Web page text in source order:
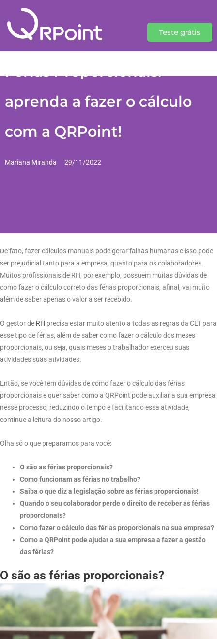
Teste grátis
Férias Proporcionais:
aprenda a fazer o cálculo
com a QRPoint!
Mariana Miranda 29/11/2022
De fato, fazer cálculos manuais pode gerar falhas humanas e isso pode
ser prejudicial tanto para a empresa, quanto para os colaboradores.
Muitos profissionais de RH, por exemplo, possuem muitas dúvidas de
como fazer o cálculo correto das férias proporcionais, afinal, vai muito
além de saber apenas o valor a ser recebido.
O gestor de RH precisa estar muito atento a todas as regras da CLT para
esse tipo de férias, além de saber como fazer o cálculo dos meses
proporcionais, ou seja, quais meses o trabalhador exerceu suas
atividades suas atividades.
Então, se você tem dúvidas de como fazer o cálculo das férias
proporcionais e quer saber como a QRPoint pode auxiliar a sua empresa
nesse processo, reduzindo o tempo e facilitando essa atividade,
continue a leitura do nosso artigo.
Olha só o que preparamos para você:
O são as férias proporcionais?
Como funcionam as férias no trabalho?
Saiba o que diz a legislação sobre as férias proporcionais!
Quando o seu colaborador perde o direito de receber as férias
proporcionais?
Como fazer o cálculo das férias proporcionais na sua empresa?
Como a QRPoint pode ajudar a sua empresa a fazer a gestão
das férias?
O são as férias proporcionais?